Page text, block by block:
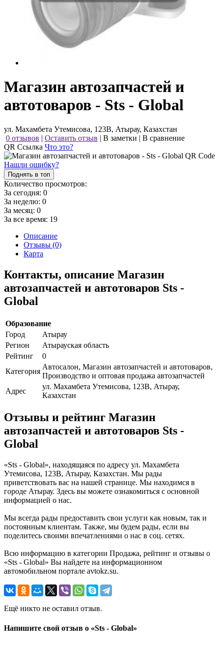
Магазин автозапчастей и
автотоваров - Sts - Global
ул. Махамбета Утемисова, 123В, Атырау, Казахстан
0 отзывов | Оставить отзыв | В заметки | В сравнение
QR Ссылка Что это?
Нашли ошибку?
Поднять в топ
Количество просмотров:
За сегодня: 0
За неделю: 0
За месяц: 0
За все время: 19
Описание
Отзывы (0)
Карта
Контакты, описание Магазин
автозапчастей и автотоваров Sts -
Global
Образование
Город
Атырау
Регион
Атырауская область
Рейтинг
0
Категория
Автосалон, Магазин автозапчастей и автотоваров,
Производство и оптовая продажа автозапчастей
Адрес
ул. Махамбета Утемисова, 123В, Атырау,
Казахстан
Отзывы и рейтинг Магазин
автозапчастей и автотоваров Sts -
Global
«Sts - Global», находящаяся по адресу ул. Махамбета
Утемисова, 123В, Атырау, Казахстан. Мы рады
приветствовать вас на нашей странице. Мы находимся в
городе Атырау. Здесь вы можете ознакомиться с основной
информацией о нас.
Мы всегда рады предоставить свои услуги как новым, так и
постоянным клиентам. Также, мы будем рады, если вы
поделитесь своими впечатлениями о нас в соц. сетях.
Всю информацию в категории Продажа, рейтинг и отзывы о
«Sts - Global» Вы найдете на информационном
автомобильном портале avtokz.su.
Ещё никто не оставил отзыв.
Напишите свой отзыв о «Sts - Global»